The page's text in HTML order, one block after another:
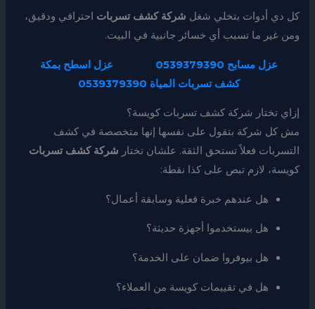
كل دي أدوات بتخلي شغل شركة كشف تسربات احترافي ودقيق،
ومن غير ما تسبب أي خسائر جانبية في البيت.
عزل مسابح 0539379390
عزل اسطح بمكة
كشف تسربات المياة 0539379390
إزاي تختار شركة كشف تسربات كويسة؟
مش كل شركة بتقول على نفسها إنها متخصصة في كشف
التسربات فعلاً تستحق الثقة. علشان تختار شركة كشف تسربات
كويسة، لازم تبص على كذا نقطة:
هل عندهم خبرة فعلية وسابقة أعمال؟
هل بيستخدموا أجهزة حديثة؟
هل بيوفروا ضمان على الخدمة؟
هل في تقييمات كويسة من العملاء؟